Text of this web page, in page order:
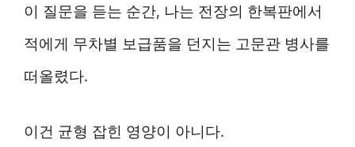
이 질문을 듣는 순간, 나는 전장의 한복판에서
적에게 무차별 보급품을 던지는 고문관 병사를
떠올렸다.
이건 균형 잡힌 영양이 아니다.